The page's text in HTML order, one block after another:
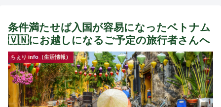
条件満たせば入国が容易になったベトナム
🇻🇳にお越しになるご予定の旅行者さんへ
ちぇり info（生活情報）